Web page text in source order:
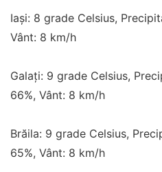
Iași: 8 grade Celsius,
Vânt: 8 km/h
Galați: 9 grade Celsius,
66%, Vânt: 8 km/h
Brăila: 9 grade Celsius,
65%, Vânt: 8 km/h